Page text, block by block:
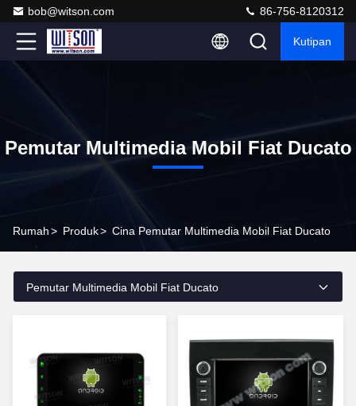
bob@witson.com 86-756-8120312
Kutipan
Pemutar Multimedia Mobil Fiat Ducato
Rumah> Produk> Cina Pemutar Multimedia Mobil Fiat Ducato
Pemutar Multimedia Mobil Fiat Ducato